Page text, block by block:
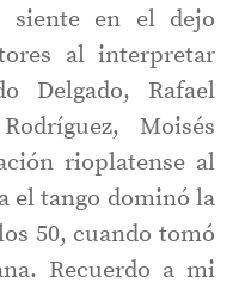
siente en el dejo
al interpretar
Delgado, Rafael
Moisés
rioplatense al
el tango dominó la
50, cuando tomó
Recuerdo a mi